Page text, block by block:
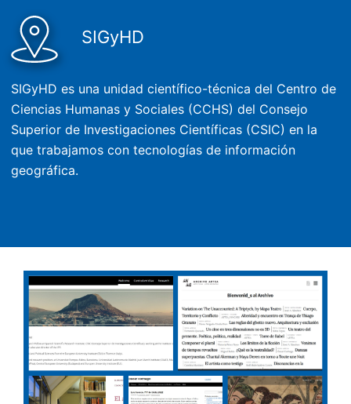
SIGyHD
SIGyHD es una unidad científico-técnica del Centro de
Ciencias Humanas y Sociales (CCHS) del Consejo
Superior de Investigaciones Científicas (CSIC) en la
que trabajamos con tecnologías de información
geográfica.